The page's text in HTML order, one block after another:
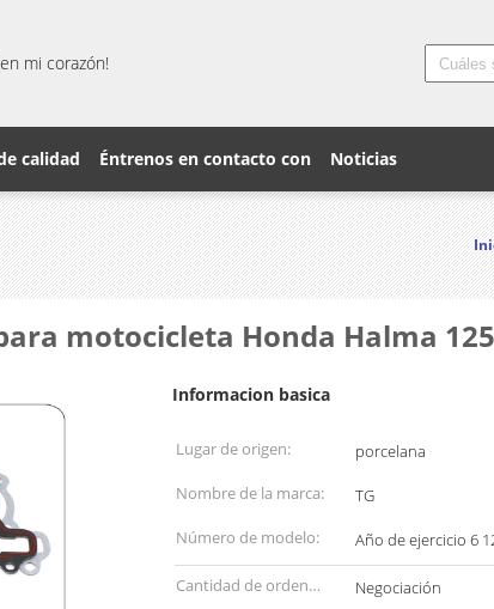
mi corazón!
calidad Éntrenos en contacto con Noticias
motocicleta Honda Halma 125
Informacion basica
Lugar de origen:
porcelana
Nombre de la marca:
TG
Número de modelo:
Año de ejercicio 6
Cantidad de orden
Negociación